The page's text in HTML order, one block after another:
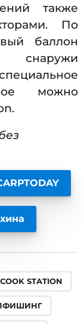
также
По
баллон
снаружи
можно
STATION